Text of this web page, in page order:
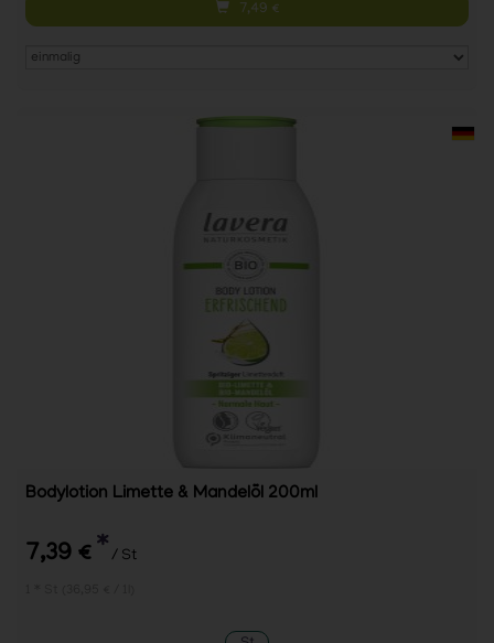
7,49 €
Bodylotion Limette & Mandelöl 200ml
7,39 € * / St